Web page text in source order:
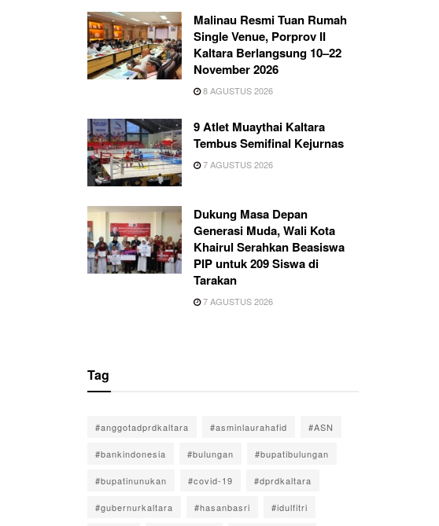
Malinau Resmi Tuan Rumah
Single Venue, Porprov II
Kaltara Berlangsung 10–22
November 2026
8 AGUSTUS 2026
9 Atlet Muaythai Kaltara
Tembus Semifinal Kejurnas
7 AGUSTUS 2026
Dukung Masa Depan
Generasi Muda, Wali Kota
Khairul Serahkan Beasiswa
PIP untuk 209 Siswa di
Tarakan
7 AGUSTUS 2026
Tag
#anggotadprdkaltara #asminlaurahafid #ASN
#bankindonesia #bulungan #bupatibulungan
#bupatinunukan #covid-19 #dprdkaltara
#gubernurkaltara #hasanbasri #idulfitri